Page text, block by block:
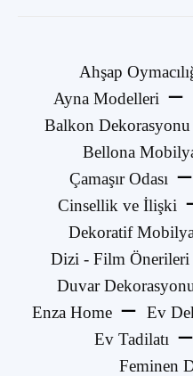
Ahşap
Ayna Modelleri
Balkon Dekorasyonu
Bellona
Çamaşır Odası
Cinsellik ve İlişki
Dekoratif
Dizi - Film Önerileri
Duvar Dekorasyonu
Enza Home
Ev
Ev Tadilatı
Feminen